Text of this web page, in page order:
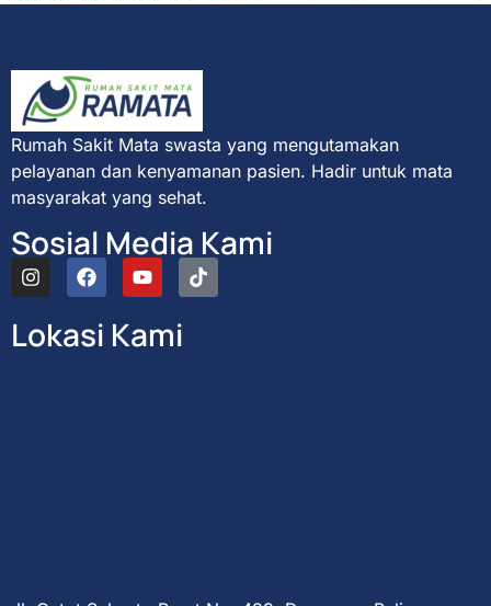
Rumah Sakit Mata swasta yang mengutamakan
pelayanan dan kenyamanan pasien. Hadir untuk mata
masyarakat yang sehat.
Sosial Media Kami
Lokasi Kami